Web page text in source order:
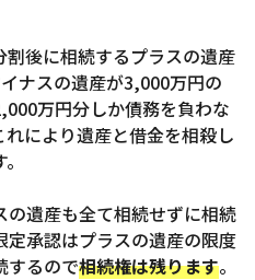
後に相続するプラスの遺産
ナスの遺産が3,000万円の
万円分しか債務を負わな
により遺産と借金を相殺し
遺産も全て相続せずに相続
承認はプラスの遺産の限度
するので相続権は残ります。